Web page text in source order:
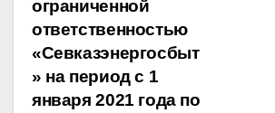
ограниченной
ответственностью
«Севказэнергосбыт
» на период с 1
января 2021 года по